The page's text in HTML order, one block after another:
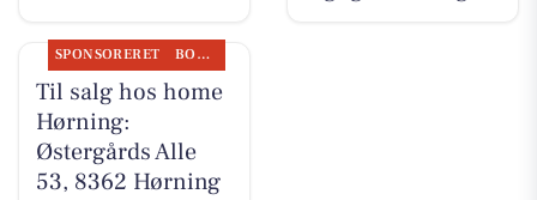
SPONSORERET BOLIGMARKED
Til salg hos home
Hørning:
Østergårds Alle
53, 8362 Hørning